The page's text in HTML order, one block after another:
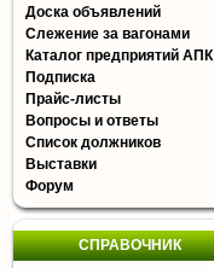
Доска объявлений
Слежение за вагонами
Каталог предприятий АПК
Подписка
Прайс-листы
Вопросы и ответы
Список должников
Выставки
Форум
СПРАВОЧНИК